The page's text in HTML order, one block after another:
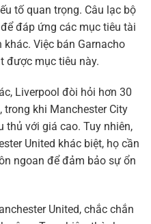
tố quan trọng. Câu lạc bộ
đáp ứng các mục tiêu tài
Việc bán Garnacho
được mục tiêu này.
Liverpool đòi hỏi hơn 30
trong khi Manchester City
thủ với giá cao. Tuy nhiên,
United khác biệt, họ cần
ngoan để đảm bảo sự ổn
United, chắc chắn